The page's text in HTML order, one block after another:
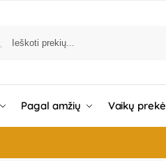
Pagal amžių Vaikų